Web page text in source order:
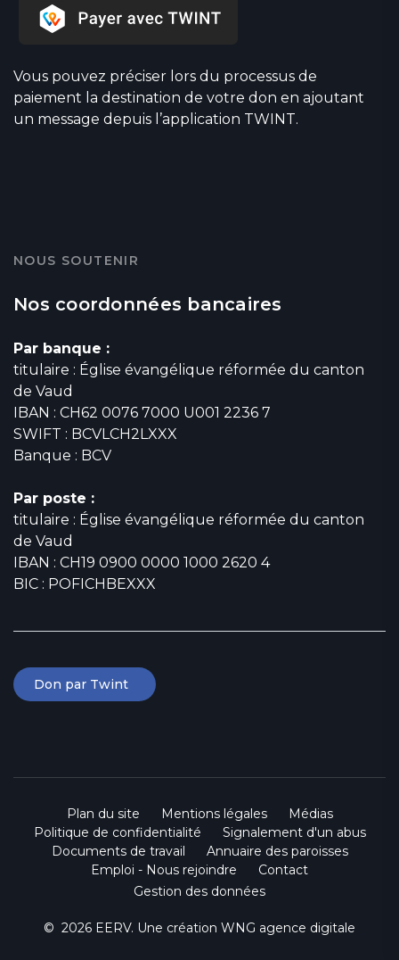
Vous pouvez préciser lors du processus de
paiement la destination de votre don en ajoutant
un message depuis l’application TWINT.
NOUS SOUTENIR
Nos coordonnées bancaires
Par banque :
titulaire : Église évangélique réformée du canton
de Vaud
IBAN : CH62 0076 7000 U001 2236 7
SWIFT : BCVLCH2LXXX
Banque : BCV
Par poste :
titulaire : Église évangélique réformée du canton
de Vaud
IBAN : CH19 0900 0000 1000 2620 4
BIC : POFICHBEXXX
Don par Twint
Plan du site Mentions légales
Médias
Politique de confidentialité
Signalement d'un abus
Documents de travail
Annuaire des paroisses
Emploi - Nous rejoindre
Contact
Gestion des données
© 2026 EERV. Une création WNG agence digitale